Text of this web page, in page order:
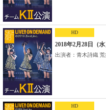
HD
2018年2月28日（
出演者：青木詩織 荒
HD